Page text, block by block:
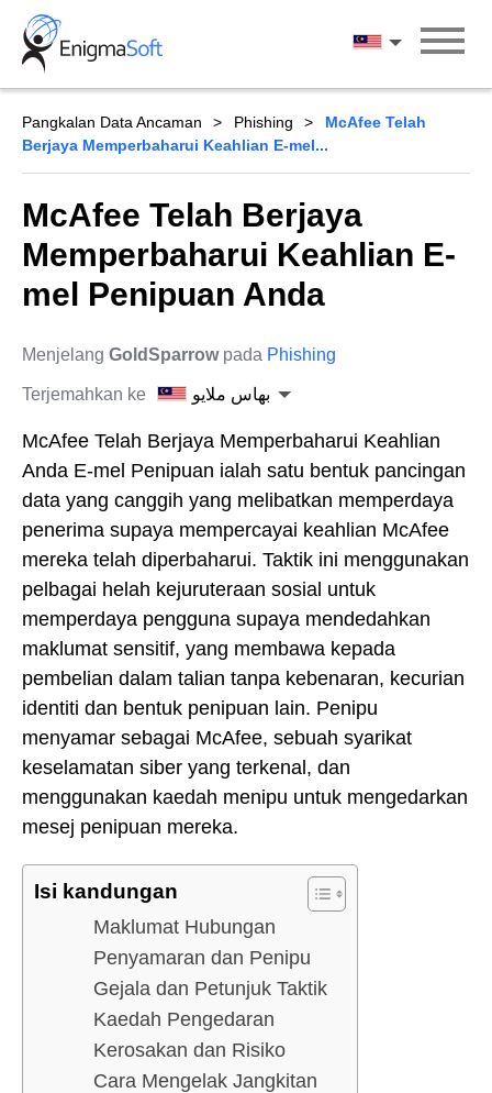
Skip
content
بهاس ملايو
Pangkalan Data Ancaman Phishing
McAfee Telah
Berjaya Memperbaharui Keahlian E-mel...
McAfee Telah Berjaya
Memperbaharui Keahlian E-
mel Penipuan Anda
Menjelang GoldSparrowpada Phishing
Terjemahkan ke بهاس ملايو
McAfee Telah Berjaya Memperbaharui Keahlian
Anda E-mel Penipuan ialah satu bentuk pancingan
data yang canggih yang melibatkan memperdaya
penerima supaya mempercayai keahlian McAfee
mereka telah diperbaharui. Taktik ini menggunakan
pelbagai helah kejuruteraan sosial untuk
memperdaya pengguna supaya mendedahkan
maklumat sensitif, yang membawa kepada
pembelian dalam talian tanpa kebenaran, kecurian
identiti dan bentuk penipuan lain. Penipu
menyamar sebagai McAfee, sebuah syarikat
keselamatan siber yang terkenal, dan
menggunakan kaedah menipu untuk mengedarkan
mesej penipuan mereka.
Isi kandungan
Maklumat Hubungan
Penyamaran dan Penipu
Gejala dan Petunjuk Taktik
Kaedah Pengedaran
Kerosakan dan Risiko
Cara Mengelak Jangkitan